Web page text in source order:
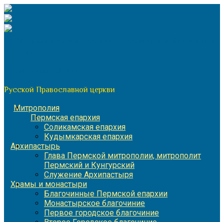
Перейти
к
содержимому
Русской Православной церкви
Митрополия
Пермская епархия
Соликамская епархия
Кудымкарская епархия
Архипастырь
Глава Пермской митрополии, митрополит
Пермский и Кунгурский
Служение Архипастыря
Храмы и монастыри
Благочинные Пермской епархии
Монастырское благочиние
Первое городское благочиние